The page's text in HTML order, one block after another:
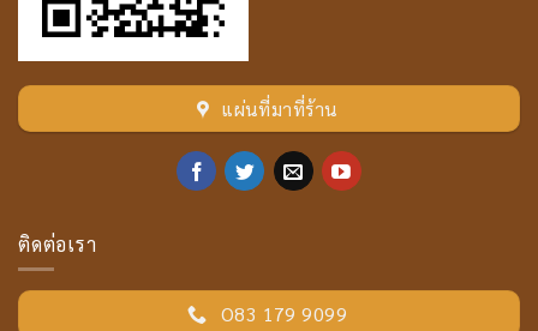
แผ่นที่มาที่ร้าน
ติดต่อเรา
O83 179 9099